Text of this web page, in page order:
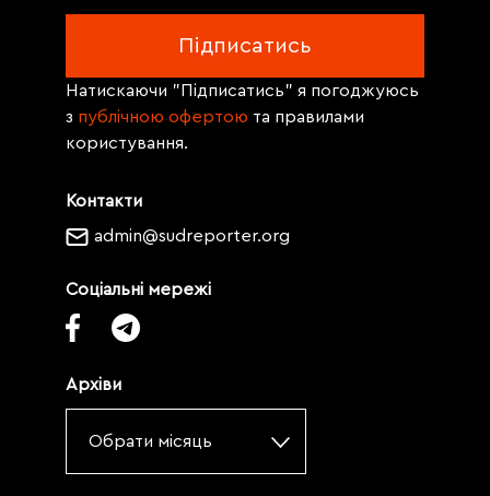
Контакти
admin@sudreporter.org
Соціальні мережі
Архіви
Обрати місяць
Натискаючи "Підписатись" я погоджуюсь
з публічною офертою та правилами
користування.